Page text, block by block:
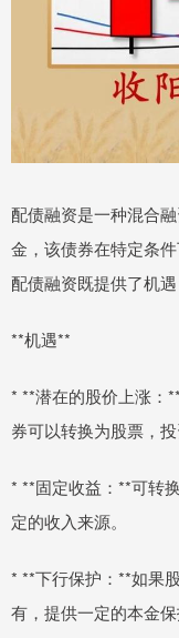
配债融资是一种混合
金，该债券在特定条
配债融资既提供了机遇
**机遇**
* **潜在的股价上涨：
券可以转换为股票，
* **固定收益：**可转
定的收入来源。
* **下行保护：**如果
有，提供一定的本金保